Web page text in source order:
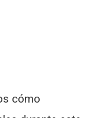
cómo